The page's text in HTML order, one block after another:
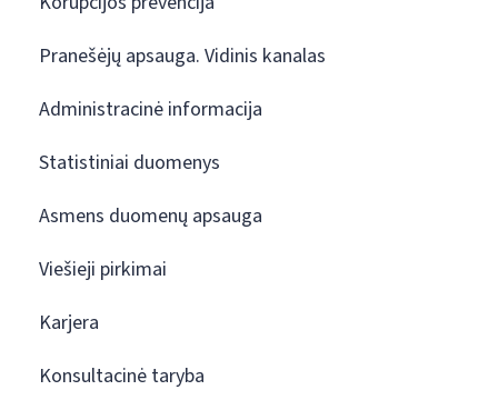
Pranešėjų apsauga. Vidinis kanalas
Administracinė informacija
Statistiniai duomenys
Asmens duomenų apsauga
Viešieji pirkimai
Karjera
Konsultacinė taryba